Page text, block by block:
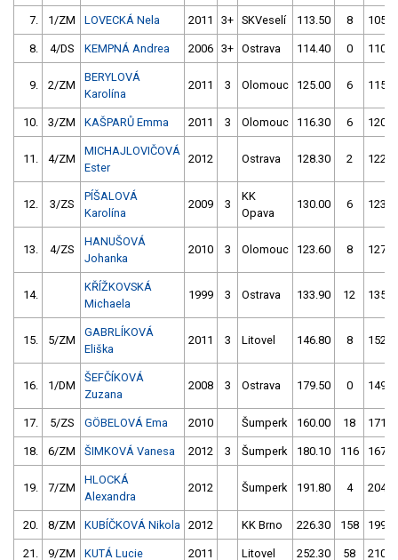
7. 1/ZM LOVECKÁ Nela 2011 3+ SKVeselí 113.50 8
8. 4/DS KEMPNÁ Andrea 2006 3+ Ostrava 114.40 0
9. 2/ZM
BERYLOVÁ
Karolína
2011 3 Olomouc 125.00 6
10. 3/ZM KAŠPARŮ Emma 2011 3 Olomouc 116.30 6
11. 4/ZM
MICHAJLOVIČOVÁ
Ester
2012 Ostrava 128.30 2
12. 3/ZS
PÍŠALOVÁ
Karolína
2009 3
KK
Opava
130.00 6
13. 4/ZS
HANUŠOVÁ
Johanka
2010 3 Olomouc 123.60 8
14.
KŘÍŽKOVSKÁ
Michaela
1999 3 Ostrava 133.90 12
15. 5/ZM
GABRLÍKOVÁ
Eliška
2011 3 Litovel 146.80 8
16. 1/DM
ŠEFČÍKOVÁ
Zuzana
2008 3 Ostrava 179.50 0
17. 5/ZS GÖBELOVÁ Ema 2010 Šumperk 160.00 18
18. 6/ZM ŠIMKOVÁ Vanesa 2012 3 Šumperk 180.10 116
19. 7/ZM
HLOCKÁ
Alexandra
2012 Šumperk 191.80 4
20. 8/ZM KUBÍČKOVÁ Nikola 2012 KK Brno 226.30 158
21. 9/ZM KUTÁ Lucie 2011 Litovel 252.30 58